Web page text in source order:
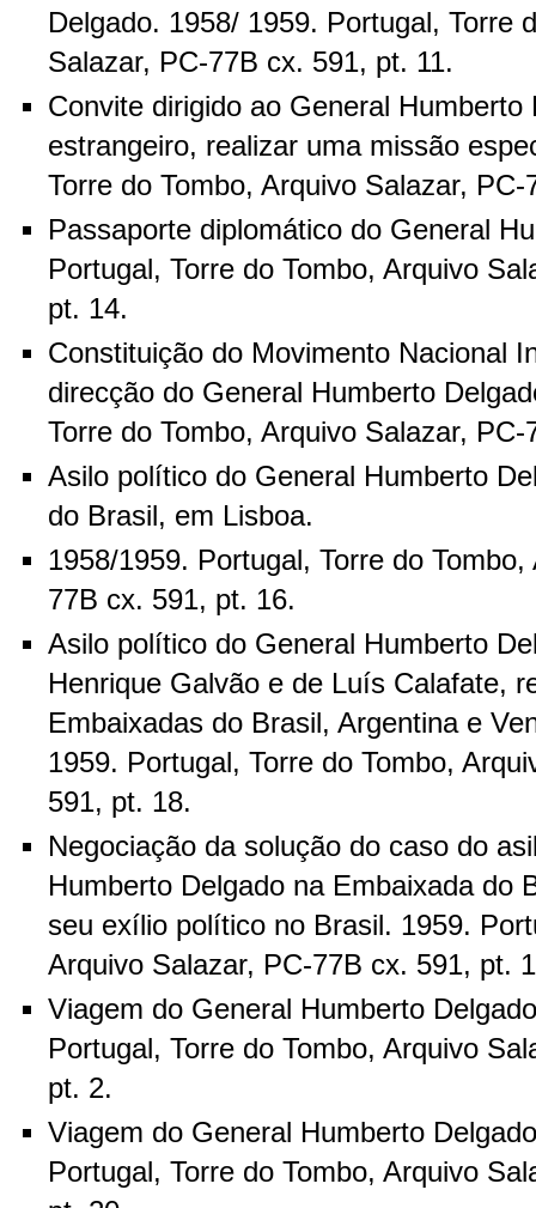
Delgado. 1958/ 1959. Portugal, Torre
Salazar, PC-77B cx. 591, pt. 11.
Convite dirigido ao General Humberto
estrangeiro, realizar uma missão
Torre do Tombo, Arquivo Salazar,
Passaporte diplomático do General
Portugal, Torre do Tombo, Arquivo
pt. 14.
Constituição do Movimento Nacional
direcção do General Humberto
Torre do Tombo, Arquivo Salazar,
Asilo político do General Humberto
do Brasil, em Lisboa.
1958/1959. Portugal, Torre do
77B cx. 591, pt. 16.
Asilo político do General Humberto
Henrique Galvão e de Luís Calafate,
Embaixadas do Brasil, Argentina e
1959. Portugal, Torre do Tombo,
591, pt. 18.
Negociação da solução do caso do
Humberto Delgado na Embaixada do
seu exílio político no Brasil. 1959.
Arquivo Salazar, PC-77B cx. 591, pt.
Viagem do General Humberto
Portugal, Torre do Tombo, Arquivo
pt. 2.
Viagem do General Humberto
Portugal, Torre do Tombo, Arquivo